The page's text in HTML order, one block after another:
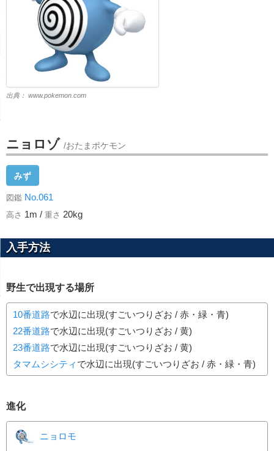
出典： www.pokemon.com
ニョロゾ /おたまポケモン
みず
図鑑 No.061
高さ 1m / 重さ 20kg
入手方法
野生で出現する場所
10番道路で水辺に出現(すごいつりざお / 赤・緑・青)
22番道路で水辺に出現(すごいつりざお / 黄)
23番道路で水辺に出現(すごいつりざお / 黄)
タマムシシティ で水辺に出現(すごいつりざお / 赤・緑・青)
進化
ニョロモ